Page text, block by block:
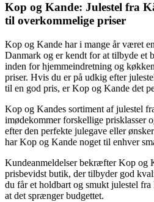
Kop og Kande: Julestel fra
til overkommelige priser
Kop og Kande har i mange år været
Danmark og er kendt for at tilbyde et
inden for hjemmeindretning og
priser. Hvis du er på udkig efter
til en god pris, er Kop og Kande det
Kop og Kandes sortiment af julestel
imødekommer forskellige prisklasser
efter den perfekte julegave eller
har Kop og Kande noget til enhver
Kundeanmeldelser bekræfter Kop og
prisbevidst butik, der tilbyder god
du får et holdbart og smukt julestel
at det sprænger budgettet.